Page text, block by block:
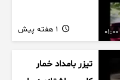
01:00
تیزر بامداد خمار